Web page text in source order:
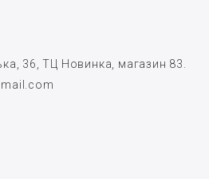
36, ТЦ Новинка, магазин 83.